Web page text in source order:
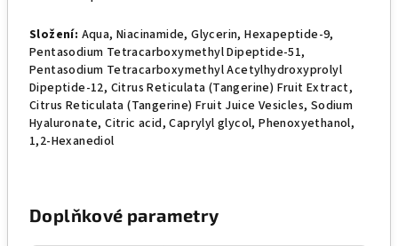
Složení: Aqua, Niacinamide, Glycerin, Hexapeptide-9,
Pentasodium Tetracarboxymethyl Dipeptide-51,
Pentasodium Tetracarboxymethyl Acetylhydroxyprolyl
Dipeptide-12, Citrus Reticulata (Tangerine) Fruit Extract,
Citrus Reticulata (Tangerine) Fruit Juice Vesicles, Sodium
Hyaluronate, Citric acid, Caprylyl glycol, Phenoxyethanol,
1,2-Hexanediol
Doplňkové parametry